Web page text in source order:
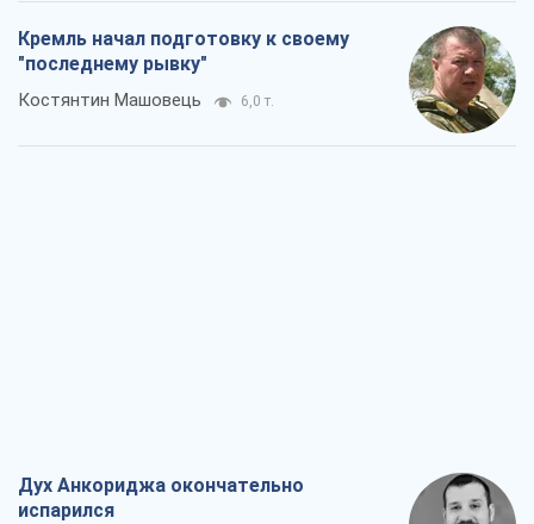
Кремль начал подготовку к своему
"последнему рывку"
Костянтин Машовець 6,0 т.
Дух Анкориджа окончательно
испарился